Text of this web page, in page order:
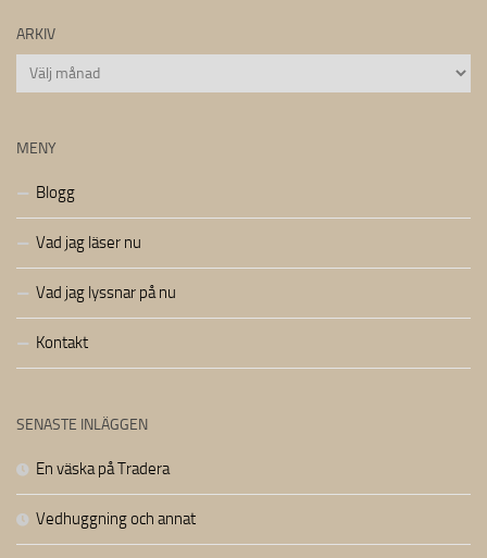
ARKIV
Arkiv
MENY
Blogg
Vad jag läser nu
Vad jag lyssnar på nu
Kontakt
SENASTE INLÄGGEN
En väska på Tradera
Vedhuggning och annat